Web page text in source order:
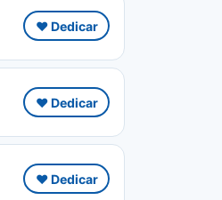
❤️ Dedicar
❤️ Dedicar
❤️ Dedicar